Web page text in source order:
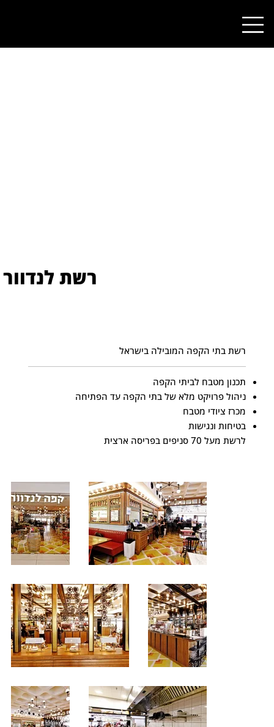
רשת לנדוור
רשת בתי הקפה המובילה בישראל
תכנון מטבח לביתי הקפה
ניהול פרויקט מלא של בתי הקפה עד הפתיחה
מכרז ציודי מטבח
בטיחות ונגישות
לרשת מעל 70 סניפים בפריסה ארצית